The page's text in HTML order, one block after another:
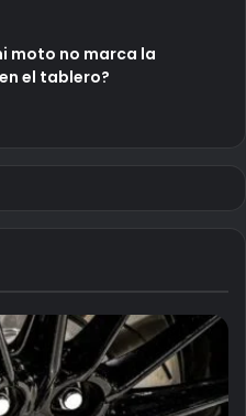
moto no marca la
el tablero?